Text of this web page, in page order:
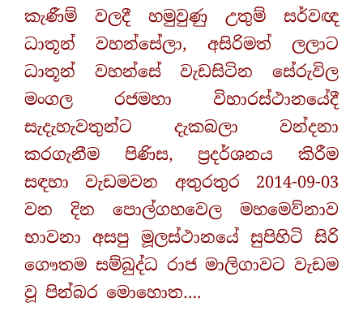
කැණීම් වලදී හමුවුණු උතුම් සර්වඥ
ධාතූන් වහන්සේලා, අසිරිමත් ලලාට
ධාතූන් වහන්සේ වැඩසිටින සේරුවිල
මංගල රජමහා විහාරස්ථානයේදී
සැදැහැවතුන්ට දැකබලා වන්දනා
කරගැනීම පිණිස, ප්‍රදර්ශනය කිරීම
සඳහා වැඩමවන අතුරතුර 2014-09-03
වන දින පොල්ගහවෙල මහමෙව්නාව
භාවනා අසපු මූලස්ථානයේ සුපිහිටි සිරි
ගෞතම සම්බුද්ධ රාජ මාලිගාවට වැඩම
වූ පින්බර මොහොත….